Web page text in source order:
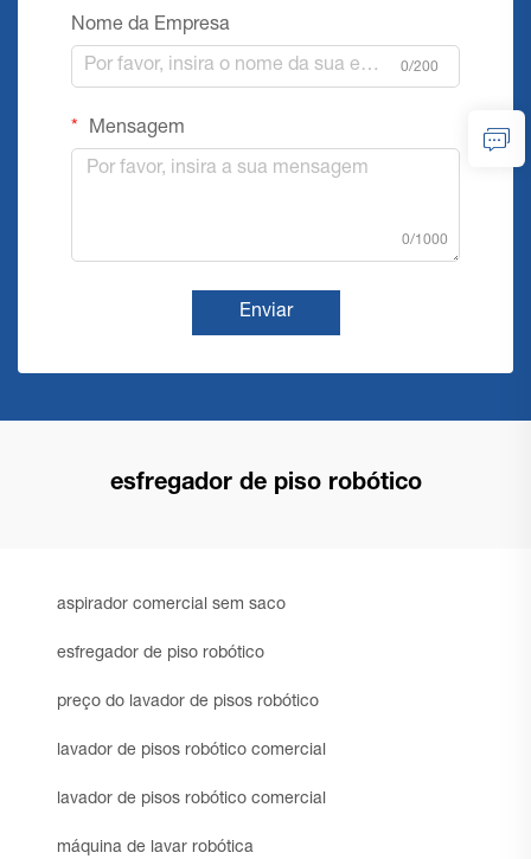
Nome da Empresa
0/200
Mensagem
0/1000
Enviar
esfregador de piso robótico
aspirador comercial sem saco
esfregador de piso robótico
preço do lavador de pisos robótico
lavador de pisos robótico comercial
lavador de pisos robótico comercial
máquina de lavar robótica